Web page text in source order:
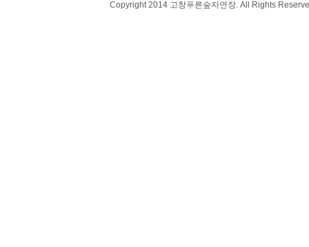
Copyright 2014 고창푸른숲자연장. All Rights